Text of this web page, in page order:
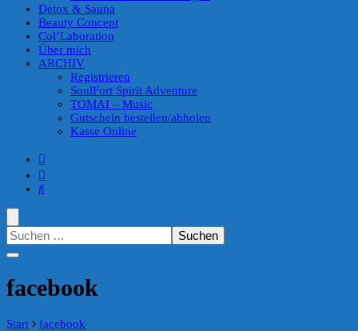
Detox & Sauna
Beauty Concept
Col’Laboration
Über mich
ARCHIV
Registrieren
SoulFort Spirit Adventure
TOMAI – Music
Gutschein bestellen/abholen
Kasse Online
Suchen
nach:
facebook
Start
facebook